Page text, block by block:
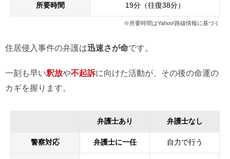
所要時間 19分（往復38分）
※所要時間はYahoo!路線情報に基づく
住居侵入事件の弁護は迅速さが命です。
一刻も早い釈放や不起訴に向けた活動が、その後の命運の
カギを握ります。
弁護士あり 弁護士なし
警察対応 弁護士に一任 自力で行う